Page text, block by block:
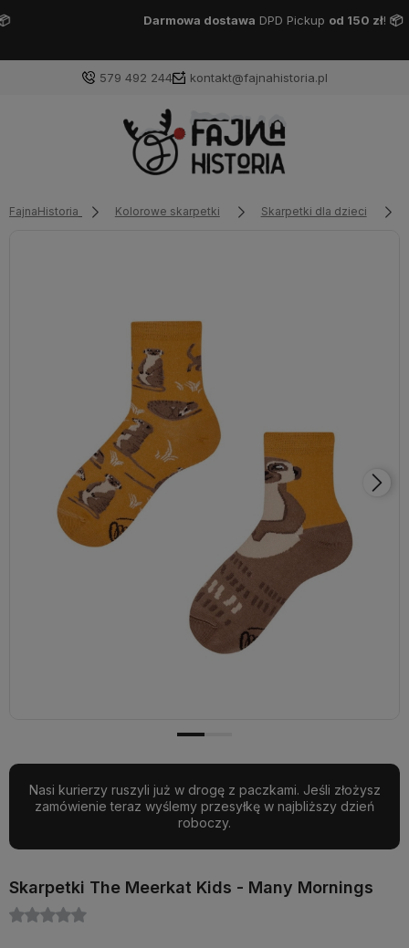
Darmowa dostawaDPD Pickup od 150 zł!📦
579 492 244 kontakt@fajnahistoria.pl
FajnaHistoria Kolorowe skarpetki Skarpetki dla dzieci
Nasi kurierzy ruszyli już w drogę z paczkami. Jeśli złożysz
zamówienie teraz wyślemy przesyłkę w najbliższy dzień
roboczy.
Skarpetki The Meerkat Kids - Many Mornings